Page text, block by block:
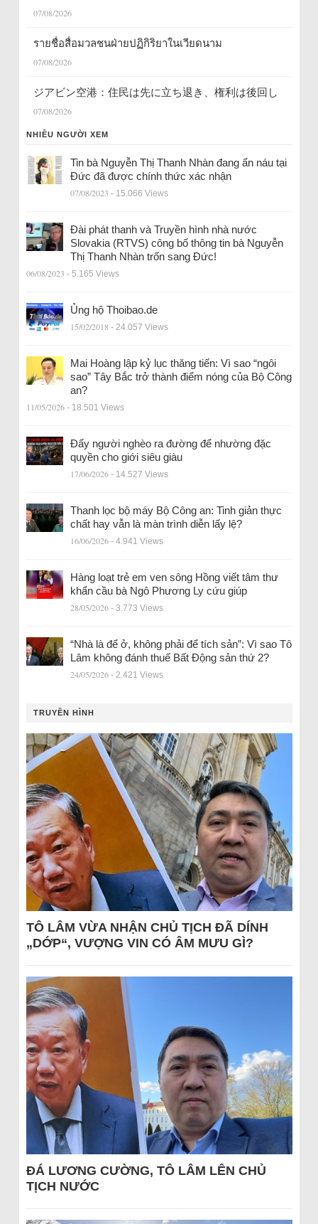
07/08/2026
รายชื่อสื่อมวลชนฝ่ายปฏิกิริยาในเวียดนาม
07/08/2026
ジアビン空港：住民は先に立ち退き、権利は後回し
07/08/2026
NHIỀU NGƯỜI XEM
Tin bà Nguyễn Thị Thanh Nhàn đang ẩn náu tại
Đức đã được chính thức xác nhận
07/08/2023 - 15.066 Views
Đài phát thanh và Truyền hình nhà nước
Slovakia (RTVS) công bố thông tin bà Nguyễn
Thị Thanh Nhàn trốn sang Đức!
06/08/2023 - 5.165 Views
Ủng hộ Thoibao.de
15/02/2018 - 24.057 Views
Mai Hoàng lập kỷ lục thăng tiến: Vì sao “ngôi
sao” Tây Bắc trở thành điểm nóng của Bộ Công
an?
11/05/2026 - 18.501 Views
Đẩy người nghèo ra đường để nhường đặc
quyền cho giới siêu giàu
17/06/2026 - 14.527 Views
Thanh lọc bộ máy Bộ Công an: Tinh giản thực
chất hay vẫn là màn trình diễn lấy lệ?
16/06/2026 - 4.941 Views
Hàng loạt trẻ em ven sông Hồng viết tâm thư
khẩn cầu bà Ngô Phương Ly cứu giúp
28/05/2026 - 3.773 Views
“Nhà là để ở, không phải để tích sản”: Vì sao Tô
Lâm không đánh thuế Bất Động sản thứ 2?
24/05/2026 - 2.421 Views
TRUYỀN HÌNH
TÔ LÂM VỪA NHẬN CHỦ TỊCH ĐÃ DÍNH
„DỚP“, VƯỢNG VIN CÓ ÂM MƯU GÌ?
ĐÁ LƯƠNG CƯỜNG, TÔ LÂM LÊN CHỦ
TỊCH NƯỚC